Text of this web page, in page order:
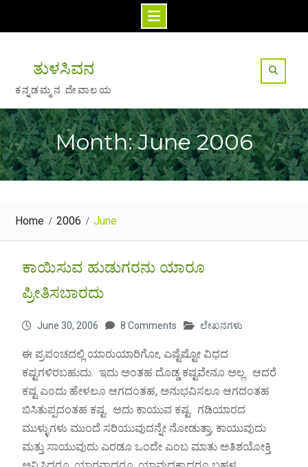
contentತುಳಸಿವನ
ಕನ್ನಡಮ್ಮನ ದೇವಾಲಯ
Month: June 2006
Home 2006 June
ಕಾಯಿಸುವ ಹುಡುಗರನು ಯಾರೂ
ಪ್ರೀತಿಸಬಾರದು
June 30, 2006 8 Comments ಲೇಖನಗಳು
ಈ ಪ್ರಪಂಚದಲ್ಲಿ ಯಾರುಯಾರಿಗೋ, ಎಷ್ಟೆಷ್ಟೋ ವಿಧದ
ಕಷ್ಟಗಳಿರಬಹುದು. ಇದು ಅಂತಹ ದೊಡ್ಡ ಕಷ್ಟವೇನೂ ಅಲ್ಲ. ಆದರೆ
ಕಷ್ಟ ಎಂದು ಹೇಳಲೂ ಆಗದಂತಹ, ಅನುಭವಿಸಲೂ ಆಗದಂತಹ
ಬಿಸಿತುಪ್ಪದಂತಹ ಕಷ್ಟ. ಅದು ಕಾಯುವ ಕಷ್ಟ. ಗಡಿಯಾರದ
ಮುಳ್ಳುಗಳು ಮುಂದೆ ಸರಿಯುವುದನ್ನೇ ನೋಡುತ್ತಾ, ಕಾಯುವುದು
ಮತ್ತು ಸಾಯುವುದು ಎರಡೂ ಒಂದೇ ಎಂಬ ಮಾತು ಅತಿಶಯೋಕ್ತಿ